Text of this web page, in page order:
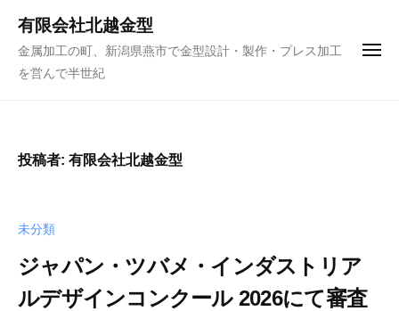
有限会社北越金型
金属加工の町、新潟県燕市で金型設計・製作・プレス加工
を営んで半世紀
メ
投稿者: 有限会社北越金型
未分類
ジャパン・ツバメ・インダストリア
ルデザインコンクール 2026にて審査